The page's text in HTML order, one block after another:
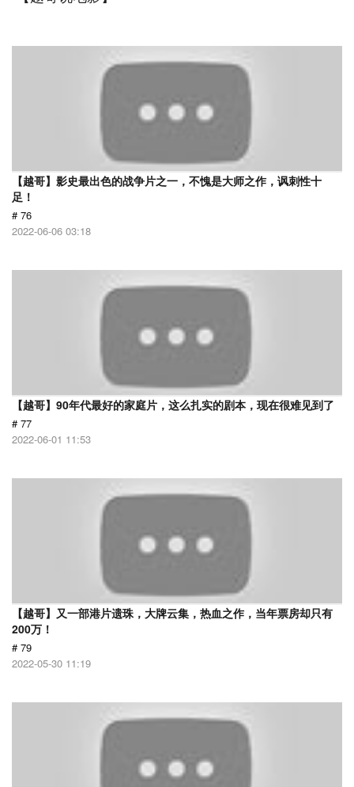
【越哥】影史最出色的战争片之一，不愧是大师之作，讽刺性十
足！
# 76
2022-06-06 03:18
【越哥】90年代最好的家庭片，这么扎实的剧本，现在很难见到了
# 77
2022-06-01 11:53
【越哥】又一部港片遗珠，大牌云集，热血之作，当年票房却只有
200万！
# 79
2022-05-30 11:19